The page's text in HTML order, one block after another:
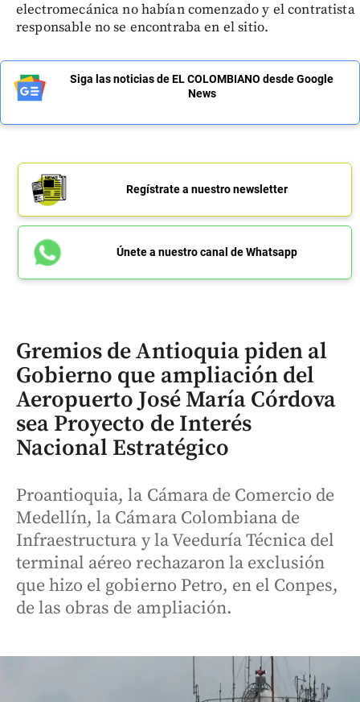
electromecánica no habían comenzado y el contratista
responsable no se encontraba en el sitio.
Siga las noticias de EL COLOMBIANO desde Google
News
Regístrate a nuestro newsletter
Únete a nuestro canal de Whatsapp
Gremios de Antioquia piden al
Gobierno que ampliación del
Aeropuerto José María Córdova
sea Proyecto de Interés
Nacional Estratégico
Proantioquia, la Cámara de Comercio de
Medellín, la Cámara Colombiana de
Infraestructura y la Veeduría Técnica del
terminal aéreo rechazaron la exclusión
que hizo el gobierno Petro, en el Conpes,
de las obras de ampliación.